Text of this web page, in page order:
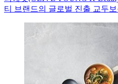
티 브랜드의 글로벌 진출 교두